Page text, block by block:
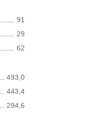
91
29
62
493,0
443,4
294,6